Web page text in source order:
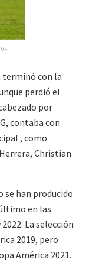
terminó con la
perdió el
por
contaba con
, como
Christian
se han producido
en las
La selección
2019, pero
América 2021.